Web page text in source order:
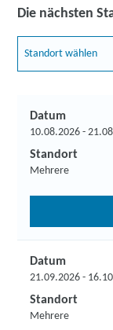
Die nächsten
Standort wählen
Datum
10.08.2026 -
Standort
Mehrere
Datum
21.09.2026 -
Standort
Mehrere